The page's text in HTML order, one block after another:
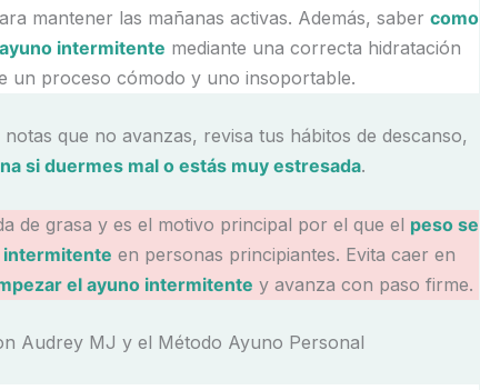
mantener las mañanas activas. Además, saber como
intermitente mediante una correcta hidratación
un proceso cómodo y uno insoportable.
que no avanzas, revisa tus hábitos de descanso,
si duermes mal o estás muy estresada.
de grasa y es el motivo principal por el que el peso se
intermitente en personas principiantes. Evita caer en
el ayuno intermitente y avanza con paso firme.
Audrey MJ y el Método Ayuno Personal